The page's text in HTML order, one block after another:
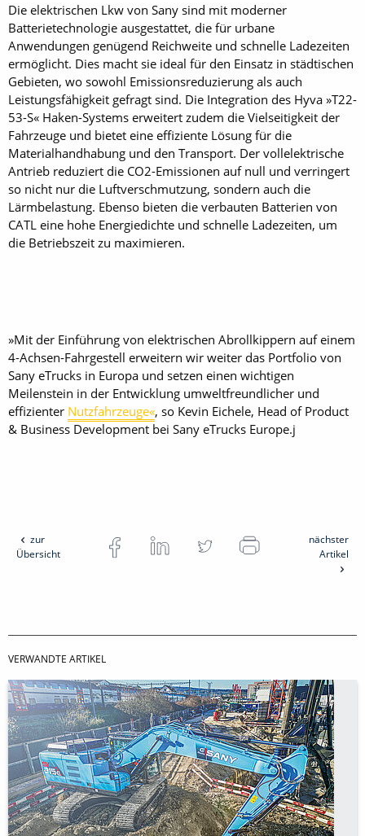
Die elektrischen Lkw von Sany sind mit moderner
Batterietechnologie ausgestattet, die für urbane
Anwendungen genügend Reichweite und schnelle Ladezeiten
ermöglicht. Dies macht sie ideal für den Einsatz in städtischen
Gebieten, wo sowohl Emissionsreduzierung als auch
Leistungsfähigkeit gefragt sind. Die Integration des Hyva »T22-
53-S« Haken-Systems erweitert zudem die Vielseitigkeit der
Fahrzeuge und bietet eine effiziente Lösung für die
Materialhandhabung und den Transport. Der vollelektrische
Antrieb reduziert die CO2-Emissionen auf null und verringert
so nicht nur die Luftverschmutzung, sondern auch die
Lärmbelastung. Ebenso bieten die verbauten Batterien von
CATL eine hohe Energiedichte und schnelle Ladezeiten, um
die Betriebszeit zu maximieren.
»Mit der Einführung von elektrischen Abrollkippern auf einem
4-Achsen-Fahrgestell erweitern wir weiter das Portfolio von
Sany eTrucks in Europa und setzen einen wichtigen
Meilenstein in der Entwicklung umweltfreundlicher und
effizienter Nutzfahrzeuge«, so Kevin Eichele, Head of Product
& Business Development bei Sany eTrucks Europe.j
zur
Übersicht
nächster
Artikel
VERWANDTE ARTIKEL